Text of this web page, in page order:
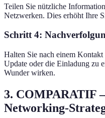
Teilen Sie nützliche
Netzwerken. Dies erhöht Ihre
Schritt 4:
Halten Sie nach einem
Update oder die Einladung zu
Wunder wirken.
3. COMPARATIF
Networking-